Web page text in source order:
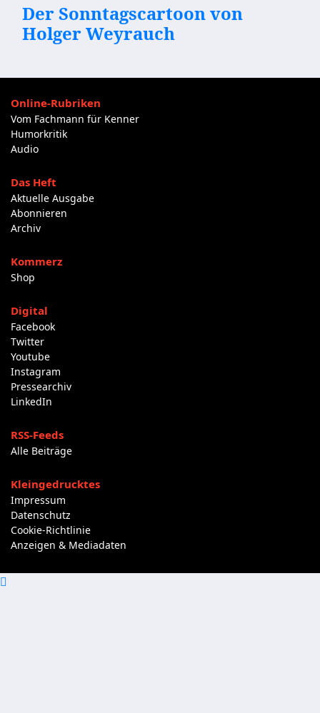
Der Sonntagscartoon von
Holger Weyrauch
Online-Rubriken
Vom Fachmann für Kenner
Humorkritik
Audio
Das Heft
Aktuelle Ausgabe
Abonnieren
Archiv
Kommerz
Shop
Digital
Facebook
Twitter
Youtube
Instagram
Pressearchiv
LinkedIn
RSS-Feeds
Alle Beiträge
Kleingedrucktes
Impressum
Datenschutz
Cookie-Richtlinie
Anzeigen & Mediadaten